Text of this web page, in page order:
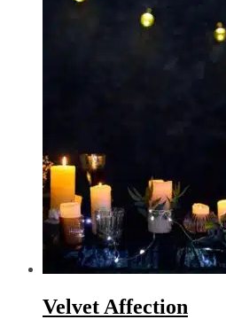
pris
var:
er:
Velvet Affection